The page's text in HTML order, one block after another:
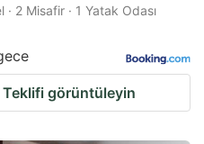
2 Misafir · 1 Yatak Odası
Teklifi görüntüleyin